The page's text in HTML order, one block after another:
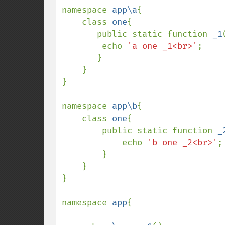
namespace app\a{
    class
one{
       public static function
_1
        echo
'a one _1<br>' ;
}
namespace app\b{
    class
one{
        public static function
            echo
'b one _2<br>' ;
}
namespace app{